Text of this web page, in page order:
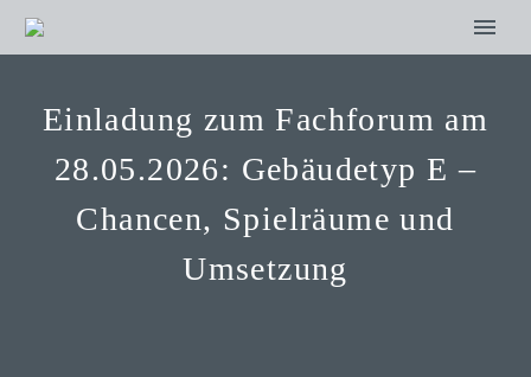
Einladung zum Fachforum am
28.05.2026: Gebäudetyp E –
Chancen, Spielräume und
Umsetzung